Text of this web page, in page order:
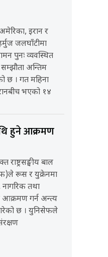
इरान र
जलघाँटीमा
पुनः व्यवस्थित
अन्तिम
छ । गत महिना
भएको १४
हुने आक्रमण
राष्ट्रसङ्घीय बाल
रूस र युक्रेनमा
नागरिक तथा
आक्रमण गर्न अन्त्य
छ । युनिसेफले